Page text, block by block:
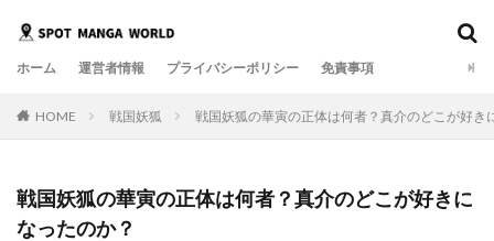
ホーム 運営者情報 プライバシーポリシー 免責事項
HOME 戦国妖狐 戦国妖狐の華寅の正体は何者？真介のどこが好き
戦国妖狐の華寅の正体は何者？真介のどこが好きに
なったのか？